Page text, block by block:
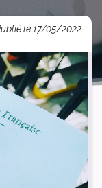
le 17/05/2022